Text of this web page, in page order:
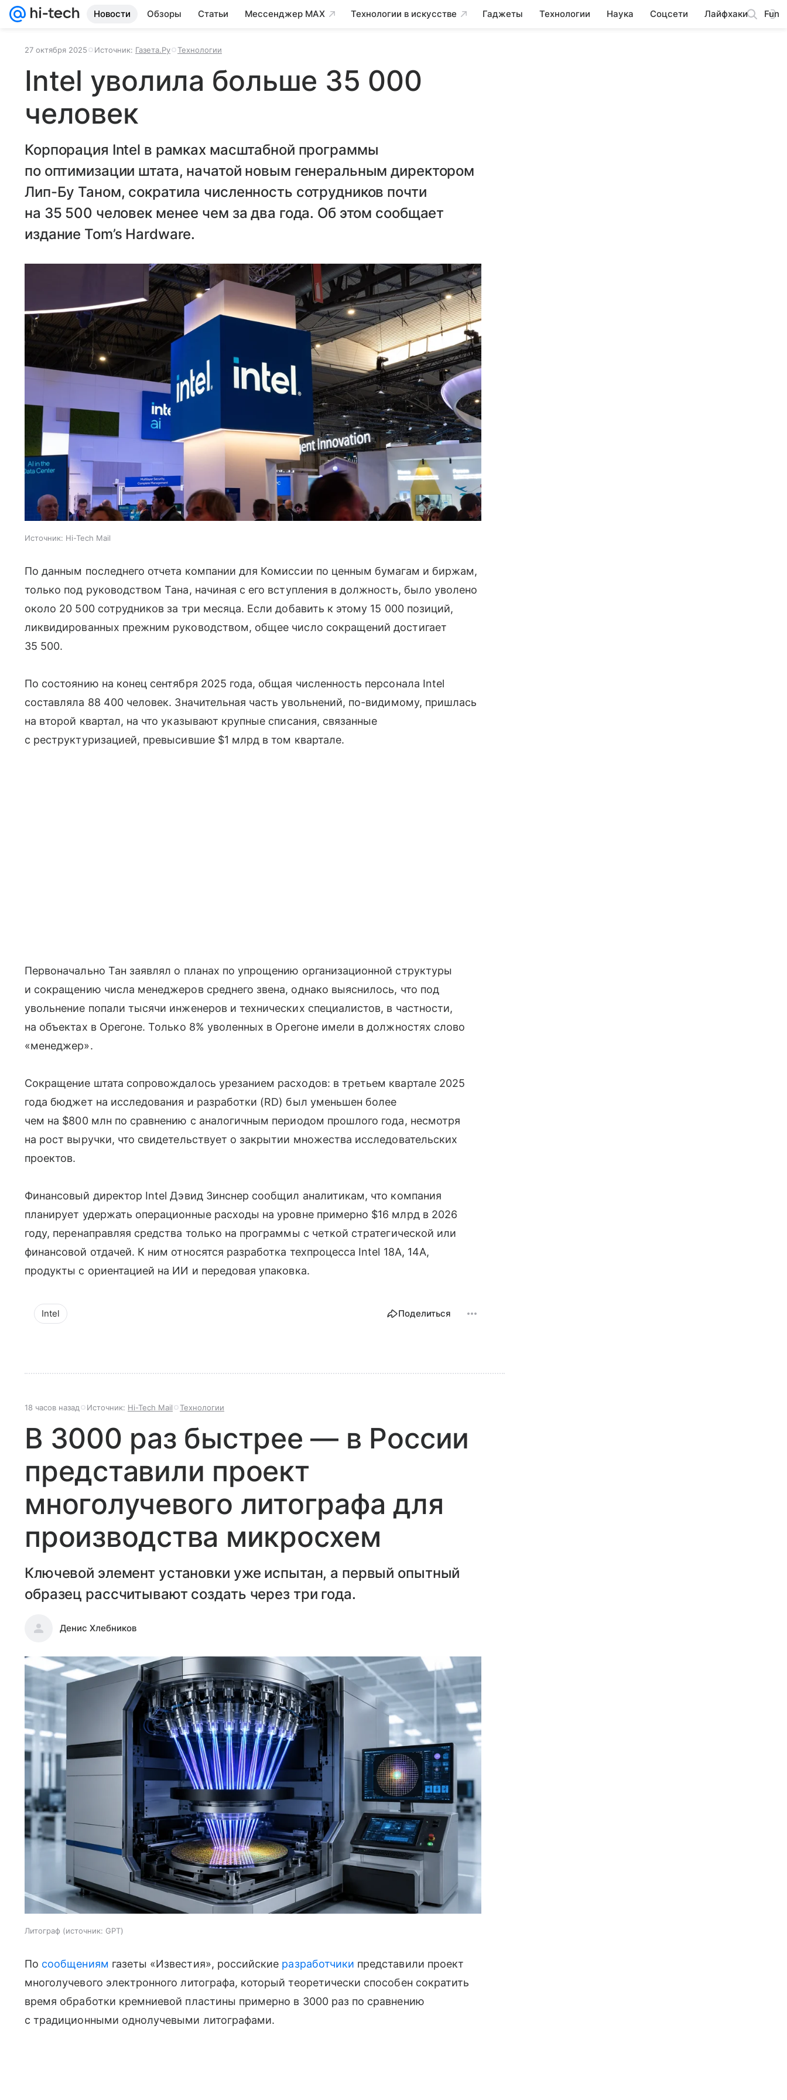
Новости Обзоры Статьи Мессенджер MAX Технологии в искусстве Гаджеты Технологии Наука Соцсети Лайфхаки Fun
27 октября 2025 Источник: Газета.Ру Технологии
Intel уволила больше 35 000
человек
Корпорация Intel в рамках масштабной программы
по оптимизации штата, начатой новым генеральным директором
Лип-Бу Таном, сократила численность сотрудников почти
на 35 500 человек менее чем за два года. Об этом сообщает
издание Tom’s Hardware.
Источник: Hi-Tech Mail
По данным последнего отчета компании для Комиссии по ценным бумагам и биржам,
только под руководством Тана, начиная с его вступления в должность, было уволено
около 20 500 сотрудников за три месяца. Если добавить к этому 15 000 позиций,
ликвидированных прежним руководством, общее число сокращений достигает
35 500.
По состоянию на конец сентября 2025 года, общая численность персонала Intel
составляла 88 400 человек. Значительная часть увольнений, по-видимому, пришлась
на второй квартал, на что указывают крупные списания, связанные
с реструктуризацией, превысившие $1 млрд в том квартале.
Первоначально Тан заявлял о планах по упрощению организационной структуры
и сокращению числа менеджеров среднего звена, однако выяснилось, что под
увольнение попали тысячи инженеров и технических специалистов, в частности,
на объектах в Орегоне. Только 8% уволенных в Орегоне имели в должностях слово
«менеджер».
Сокращение штата сопровождалось урезанием расходов: в третьем квартале 2025
года бюджет на исследования и разработки (RD) был уменьшен более
чем на $800 млн по сравнению с аналогичным периодом прошлого года, несмотря
на рост выручки, что свидетельствует о закрытии множества исследовательских
проектов.
Финансовый директор Intel Дэвид Зинснер сообщил аналитикам, что компания
планирует удержать операционные расходы на уровне примерно $16 млрд в 2026
году, перенаправляя средства только на программы с четкой стратегической или
финансовой отдачей. К ним относятся разработка техпроцесса Intel 18A, 14A,
продукты с ориентацией на ИИ и передовая упаковка.
Intel Поделиться
18 часов назад Источник: Hi-Tech Mail Технологии
В 3000 раз быстрее — в России
представили проект
многолучевого литографа для
производства микросхем
Ключевой элемент установки уже испытан, а первый опытный
образец рассчитывают создать через три года.
Денис Хлебников
Литограф источник: GPT
По сообщениям газеты «Известия», российские разработчики представили проект
многолучевого электронного литографа, который теоретически способен сократить
время обработки кремниевой пластины примерно в 3000 раз по сравнению
с традиционными однолучевыми литографами.